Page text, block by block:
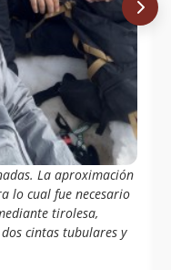
Grez
Cofre.
La aproximación
lo cual fue necesario
tirolesa,
cintas tubulares y